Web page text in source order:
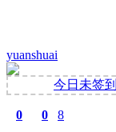
yuanshuai
今日未签到
0 0 8